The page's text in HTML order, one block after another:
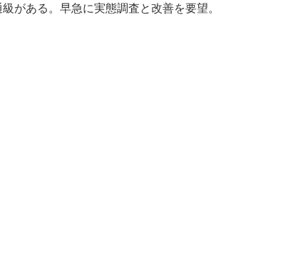
がある。早急に実態調査と改善を要望。